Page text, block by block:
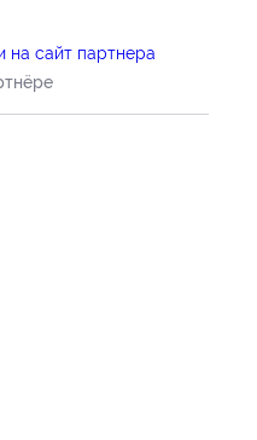
на сайт партнера